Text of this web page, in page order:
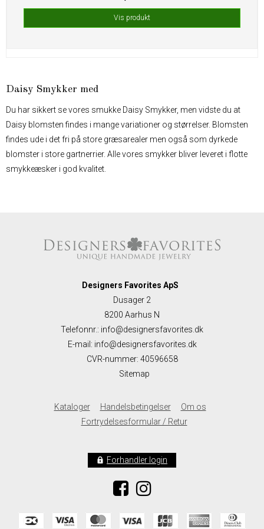
Vis produkt
Daisy Smykker med
Du har sikkert se vores smukke Daisy Smykker, men vidste du at
Daisy blomsten findes i mange variationer og størrelser. Blomsten
findes ude i det fri på store græsarealer men også som dyrkede
blomster i store gartnerrier. Alle vores smykker bliver leveret i flotte
smykkeæsker i god kvalitet.
Designers Favorites ApS
Dusager 2
8200 Aarhus N
Telefonnr.: info@designersfavorites.dk
E-mail : info@designersfavorites.dk
CVR-nummer: 40596658
Sitemap
Kataloger Handelsbetingelser
Om os
Fortrydelsesformular / Retur
Forhandler login